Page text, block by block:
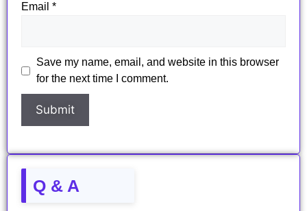
Email *
Save my name, email, and website in this browser
for the next time I comment.
Q & A